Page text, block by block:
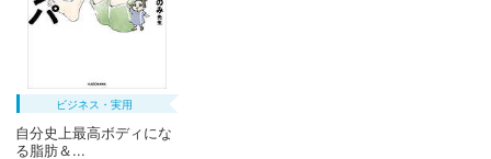
ビジネス・実用
自分史上最高ボディにな
る脂肪＆...